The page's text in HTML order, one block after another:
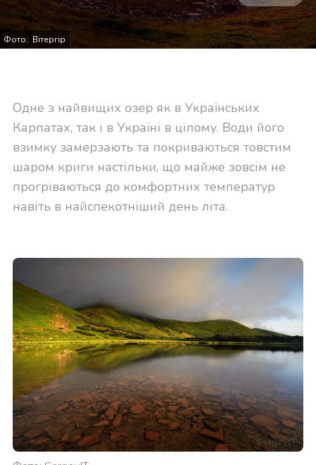
Фото: Вітергір
Одне з найвищих озер як в Українських
Карпатах, так і в Україні в цілому. Води його
взимку замерзають та покриваються товстим
шаром криги настільки, що майже зовсім не
прогріваються до комфортних температур
навіть в найспекотніший день літа.